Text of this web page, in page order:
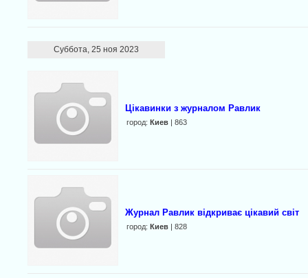
Суббота, 25 ноя 2023
Цікавинки з журналом Равлик
город: Киев | 863
Журнал Равлик відкриває цікавий світ
город: Киев | 828